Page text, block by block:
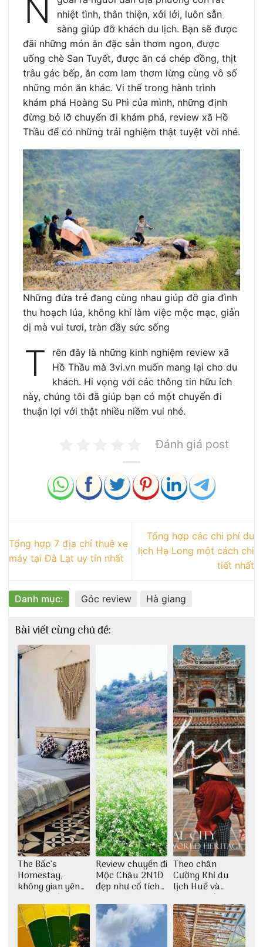
N
nhiệt tình, thân thiện, xởi lởi, luôn sẵn
sàng giúp đỡ khách du lịch. Bạn sẽ được
đãi những món ăn đặc sản thơm ngon, được
uống chè San Tuyết, được ăn cá chép đồng, thịt
trâu gác bếp, ăn cơm lam thơm lừng cùng vô số
những món ăn khác. Vi thế trong hành trình
khám phá Hoàng Su Phì của mình, những định
đừng bỏ lỡ chuyến đi khám phá, review xã Hồ
Thầu để có những trải nghiệm thật tuyệt vời nhé.
Những đứa trẻ đang cùng nhau giúp đỡ gia đình
thu hoạch lúa, không khí làm việc mộc mạc, giản
dị mà vui tươi, tràn đầy sức sống
T
rên đây là những kinh nghiệm review xã
Hồ Thầu mà 3vi.vn muốn mang lại cho du
khách. Hi vọng với các thông tin hữu ích
này, chúng tôi đã giúp bạn có một chuyến đi
thuận lợi với thật nhiều niềm vui nhé.
Đánh giá post
Tổng hợp 7 địa chỉ thuê xe
máy tại Đà Lạt uy tín nhất
Tổng hợp các chi phí du
lịch Hạ Long một cách chi
tiết nhất
Danh mục: Góc review Hà giang
Bài viết cùng chủ đề:
The Bấc’s
Homestay,
không gian yên
bình tại Hòn Sơn
Review chuyến đi
Mộc Châu 2N1Đ
đẹp như cổ tích
Thu Hà
Theo chân
Cường Khỉ du
lịch Huế và
check-in đúng
những góc chụp
đẹp